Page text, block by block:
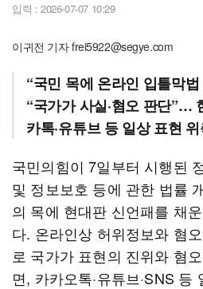
입력 : 2026-07-07 10:29
이귀전 기자 frei5922@segye.com
“국민 목에 온라인 입틀막
“국가가 사실·혐오 판단”…
카톡·유튜브 등 일상 표현
국민의힘이 7일부터 시행된
및 정보보호 등에 관한 법률
의 목에 현대판 신언패를 채
다. 온라인상 허위정보와 혐
로 국가가 표현의 진위와 혐
면, 카카오톡·유튜브·SNS